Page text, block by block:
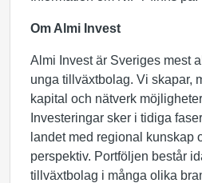
Om Almi Invest
Almi Invest är Sveriges mest
unga tillväxtbolag. Vi skapar,
kapital och nätverk
Investeringar sker i tidiga
landet med regional kunskap
perspektiv. Portföljen består
tillväxtbolag i många olika